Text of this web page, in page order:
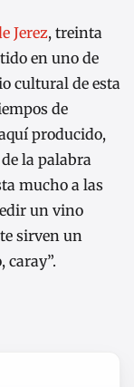
Jerez, treinta
en uno de
cultural de esta
de
producido,
la palabra
mucho a las
un vino
sirven un
caray”.